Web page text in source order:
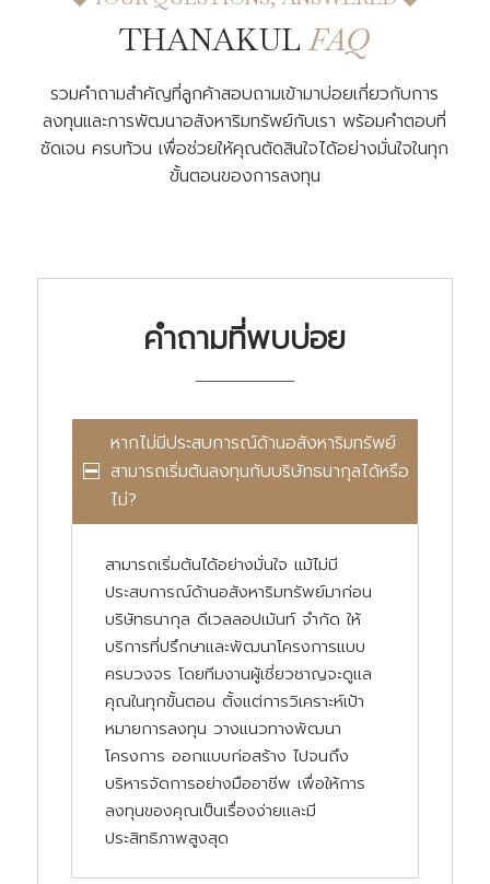
THANAKULFAQ
รวมคำถามสำคัญที่ลูกค้าสอบถามเข้ามาบ่อยเกี่ยวกับการ
ลงทุนและการพัฒนาอสังหาริมทรัพย์กับเรา พร้อมคำตอบที่
ชัดเจน ครบท้วน เพื่อช่วยให้คุณตัดสินใจได้อย่างมั่นใจในทุก
ขั้นตอนของการลงทุน
คำถามที่พบบ่อย
หากไม่มีประสบการณ์ด้านอสังหาริมทรัพย์
สามารถเริ่มต้นลงทุนกับบริษัทธนากุลได้หรือ
ไม่?
สามารถเริ่มต้นได้อย่างมั่นใจ แม้ไม่มี
ประสบการณ์ด้านอสังหาริมทรัพย์มาก่อน
บริษัทธนากุล ดีเวลลอปเม้นท์ จำกัด ให้
บริการที่ปรึกษาและพัฒนาโครงการแบบ
ครบวงจร โดยทีมงานผู้เชี่ยวชาญจะดูแล
คุณในทุกขั้นตอน ตั้งแต่การวิเคราะห์เป้า
หมายการลงทุน วางแนวทางพัฒนา
โครงการ ออกแบบก่อสร้าง ไปจนถึง
บริหารจัดการอย่างมืออาชีพ เพื่อให้การ
ลงทุนของคุณเป็นเรื่องง่ายและมี
ประสิทธิภาพสูงสุด